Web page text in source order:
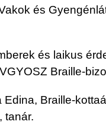
és
és laikus
Braille-
Braille-
tanár.